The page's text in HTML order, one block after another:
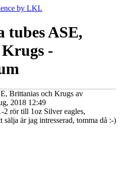
tubes ASE,
-
Brittanias och Krugs av
2018 12:49
2 rör till 1oz Silver eagles,
är jag intresserad, tomma då :-)